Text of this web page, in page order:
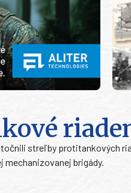
streľby protitankových
brigády.